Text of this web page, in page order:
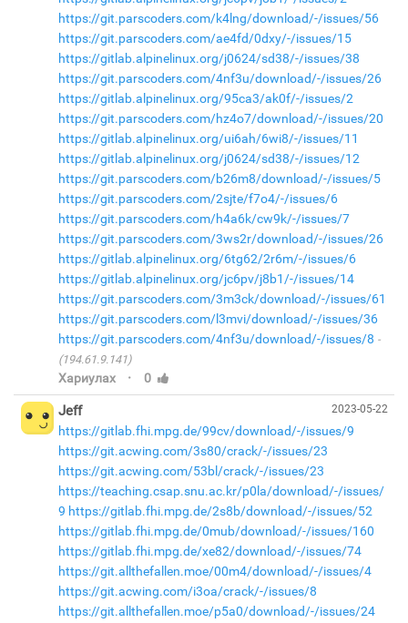
https://git.parscoders.com/k4lng/download/-/issues/56
https://git.parscoders.com/ae4fd/0dxy/-/issues/15
https://gitlab.alpinelinux.org/j0624/sd38/-/issues/38
https://git.parscoders.com/4nf3u/download/-/issues/26
https://gitlab.alpinelinux.org/95ca3/ak0f/-/issues/2
https://git.parscoders.com/hz4o7/download/-/issues/20
https://gitlab.alpinelinux.org/ui6ah/6wi8/-/issues/11
https://gitlab.alpinelinux.org/j0624/sd38/-/issues/12
https://git.parscoders.com/b26m8/download/-/issues/5
https://git.parscoders.com/2sjte/f7o4/-/issues/6
https://git.parscoders.com/h4a6k/cw9k/-/issues/7
https://git.parscoders.com/3ws2r/download/-/issues/26
https://gitlab.alpinelinux.org/6tg62/2r6m/-/issues/6
https://gitlab.alpinelinux.org/jc6pv/j8b1/-/issues/14
https://git.parscoders.com/3m3ck/download/-/issues/61
https://git.parscoders.com/l3mvi/download/-/issues/36
https://git.parscoders.com/4nf3u/download/-/issues/8
(194.61.9.141)
Хариулах · 0
2023-05-22
Jeff
https://gitlab.fhi.mpg.de/99cv/download/-/issues/9
https://git.acwing.com/3s80/crack/-/issues/23
https://git.acwing.com/53bl/crack/-/issues/23
https://teaching.csap.snu.ac.kr/p0la/download/-/issues/
9 https://gitlab.fhi.mpg.de/2s8b/download/-/issues/52
https://gitlab.fhi.mpg.de/0mub/download/-/issues/160
https://gitlab.fhi.mpg.de/xe82/download/-/issues/74
https://git.allthefallen.moe/00m4/download/-/issues/4
https://git.acwing.com/i3oa/crack/-/issues/8
https://git.allthefallen.moe/p5a0/download/-/issues/24